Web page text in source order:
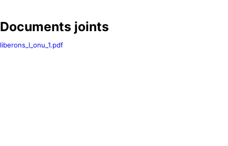
Documents joints
liberons_l_onu_1.pdf